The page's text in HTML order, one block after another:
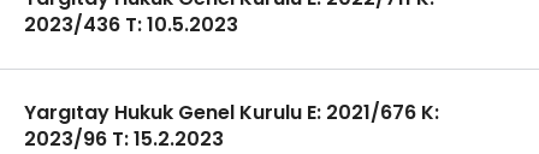
2023/436 T: 10.5.2023
Yargıtay Hukuk Genel Kurulu E: 2021/676 K:
2023/96 T: 15.2.2023